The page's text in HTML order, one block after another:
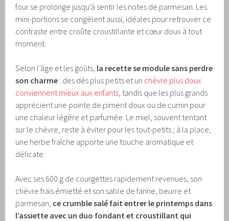
four se prolonge jusqu’à sentir les notes de parmesan. Les
mini-portions se congèlent aussi, idéales pour retrouver ce
contraste entre croûte croustillante et cœur doux à tout
moment.
Selon l’âge et les goûts, la recette se module sans perdre
son charme : des dés plus petits et un chèvre plus doux
conviennent mieux aux enfants , tandis que les plus grands
apprécient une pointe de piment doux ou de cumin pour
une chaleur légère et parfumée. Le miel, souvent tentant
sur le chèvre, reste à éviter pour les tout-petits ; à la place,
une herbe fraîche apporte une touche aromatique et
délicate.
Avec ses 600 g de courgettes rapidement revenues, son
chèvre frais émietté et son sable de farine, beurre et
parmesan, ce crumble salé fait entrer le printemps dans
l’assiette avec un duo fondant et croustillant qui